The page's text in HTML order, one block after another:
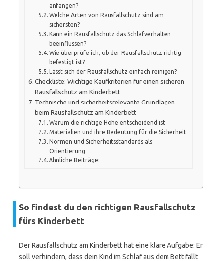
anfangen?
Welche Arten von Rausfallschutz sind am
sichersten?
Kann ein Rausfallschutz das Schlafverhalten
beeinflussen?
Wie überprüfe ich, ob der Rausfallschutz richtig
befestigt ist?
Lässt sich der Rausfallschutz einfach reinigen?
Checkliste: Wichtige Kaufkriterien für einen sicheren
Rausfallschutz am Kinderbett
Technische und sicherheitsrelevante Grundlagen
beim Rausfallschutz am Kinderbett
Warum die richtige Höhe entscheidend ist
Materialien und ihre Bedeutung für die Sicherheit
Normen und Sicherheitsstandards als
Orientierung
Ähnliche Beiträge:
So findest du den richtigen Rausfallschutz
fürs Kinderbett
Der Rausfallschutz am Kinderbett hat eine klare Aufgabe: Er
soll verhindern, dass dein Kind im Schlaf aus dem Bett fällt